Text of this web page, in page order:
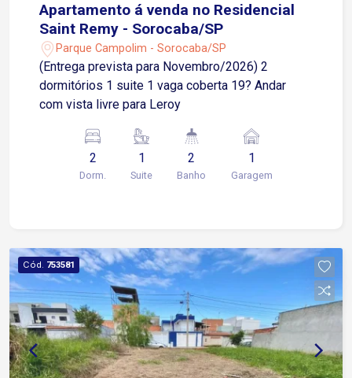
Apartamento á venda no Residencial
Saint Remy - Sorocaba/SP
Parque Campolim - Sorocaba/SP
(Entrega prevista para Novembro/2026) 2
dormitórios 1 suite 1 vaga coberta 19? Andar
com vista livre para Leroy
2
Dorm.
1
Suite
2
Banho
1
Garagem
Cód. 753581